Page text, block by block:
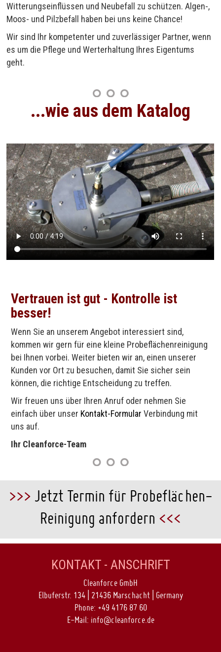
Witterungseinflüssen und Neubefall zu schützen. Algen-,
Moos- und Pilzbefall haben bei uns keine Chance!
Wir sind Ihr kompetenter und zuverlässiger Partner, wenn
es um die Pflege und Werterhaltung Ihres Eigentums
geht.
...wie aus dem Katalog
Vertrauen ist gut - Kontrolle ist
besser!
Wenn Sie an unserem Angebot interessiert sind,
kommen wir gern für eine kleine Probeflächenreinigung
bei Ihnen vorbei. Weiter bieten wir an, einen unserer
Kunden vor Ort zu besuchen, damit Sie sicher sein
können, die richtige Entscheidung zu treffen.
Wir freuen uns über Ihren Anruf oder nehmen Sie
einfach über unser Kontakt-Formular Verbindung mit
uns auf.
Ihr Cleanforce-Team
>>> Jetzt Termin für Probeflächen-
Reinigung anfordern <<<
KONTAKT - ANSCHRIFT
Cleanforce GmbH
Elbuferstr. 134 | 21436 Marschacht | Germany
Phone: +49 4176 87 60
E-Mail: info@cleanforce.de